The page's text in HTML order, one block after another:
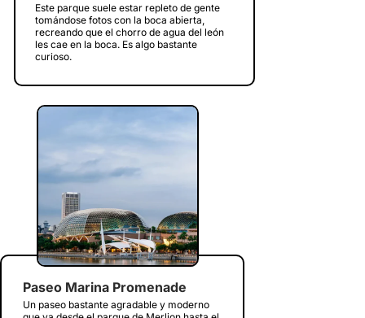
Este parque suele estar repleto de gente
tomándose fotos con la boca abierta,
recreando que el chorro de agua del león
les cae en la boca. Es algo bastante
curioso.
Paseo Marina Promenade
Un paseo bastante agradable y moderno